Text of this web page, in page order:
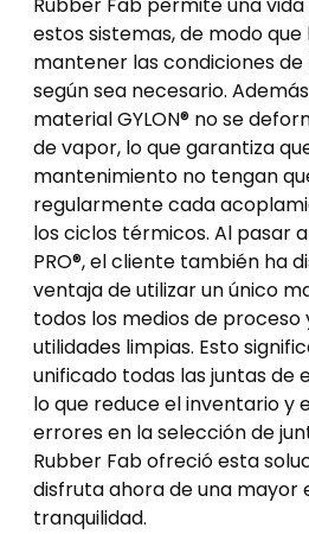
Rubber Fab permite una
estos sistemas, de modo
mantener las condiciones
según sea necesario.
material GYLON® no se
de vapor, lo que garantiza
mantenimiento no tengan
regularmente cada
los ciclos térmicos. Al pasar a
PRO®, el cliente también ha
ventaja de utilizar un único
todos los medios de proceso
utilidades limpias. Esto
unificado todas las juntas de
lo que reduce el inventario y
errores en la selección de
Rubber Fab ofreció esta
disfruta ahora de una mayor
tranquilidad.